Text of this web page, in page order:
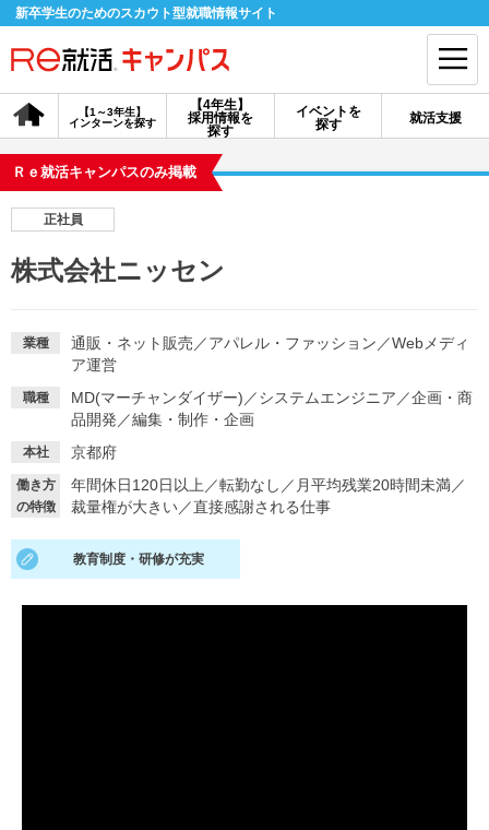
新卒学生のためのスカウト型就職情報サイト
【4年生】
採用情報を
探す
【1～3年生】
インターンを探す
イベントを
探す
就活支援
会員登録 ログイン
探す
イベントを探す スカウト お知らせ
就活ノウハウが満載！
適職診断 就活チャンネル
Ｒｅ就活キャンパスのみ掲載
正社員
株式会社ニッセン
業種 通販・ネット販売 ／アパレル・ファッション ／Webメディ
ア運営
職種 MD(マーチャンダイザー) ／システムエンジニア ／企画・商
品開発 ／編集・制作・企画
本社 京都府
働き方
の特徴
年間休日120日以上 ／転勤なし ／ 月平均残業20時間未満／
裁量権が大きい／直接感謝される仕事
教育制度・研修が充実